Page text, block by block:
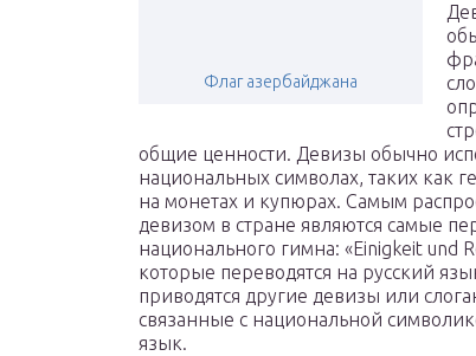
Флаг азербайджана
общие ценности. Девизы обычно
национальных символах, таких как
на монетах и купюрах. Самым
девизом в стране являются самые
национального гимна: «Einigkeit und
которые переводятся на русский
приводятся другие девизы или
связанные с национальной
язык.